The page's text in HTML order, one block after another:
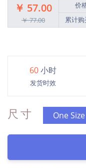
￥ 57.00
￥ 77.00
价
累计
60小时
发货时效
尺寸 One Size